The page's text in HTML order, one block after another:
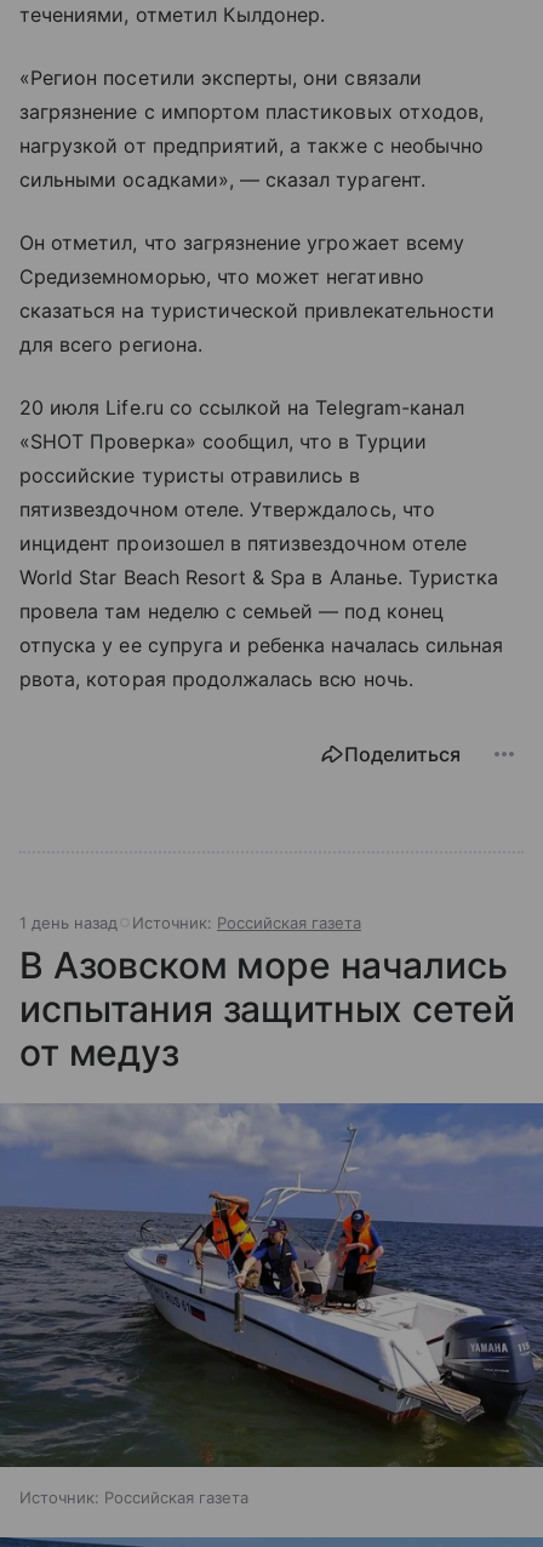
течениями, отметил Кылдонер.
«Регион посетили эксперты, они связали
загрязнение с импортом пластиковых отходов,
нагрузкой от предприятий, а также с необычно
сильными осадками», — сказал турагент.
Он отметил, что загрязнение угрожает всему
Средиземноморью, что может негативно
сказаться на туристической привлекательности
для всего региона.
20 июля Life.ru со ссылкой на Telegram-канал
«SHOT Проверка» сообщил, что в Турции
российские туристы отравились в
пятизвездочном отеле. Утверждалось, что
инцидент произошел в пятизвездочном отеле
World Star Beach Resort & Spa в Аланье. Туристка
провела там неделю с семьей — под конец
отпуска у ее супруга и ребенка началась сильная
рвота, которая продолжалась всю ночь.
Поделиться
1 день назад Источник: Российская газета
В Азовском море начались
испытания защитных сетей
от медуз
Источник: Российская газета